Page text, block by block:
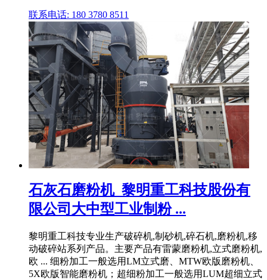
联系电话: 180 3780 8511
石灰石磨粉机_黎明重工科技股份有
限公司大中型工业制粉 ...
黎明重工科技专业生产破碎机,制砂机,碎石机,磨粉机,移
动破碎站系列产品。主要产品有雷蒙磨粉机,立式磨粉机,
欧 ... 细粉加工一般选用LM立式磨、MTW欧版磨粉机、
5X欧版智能磨粉机；超细粉加工一般选用LUM超细立式